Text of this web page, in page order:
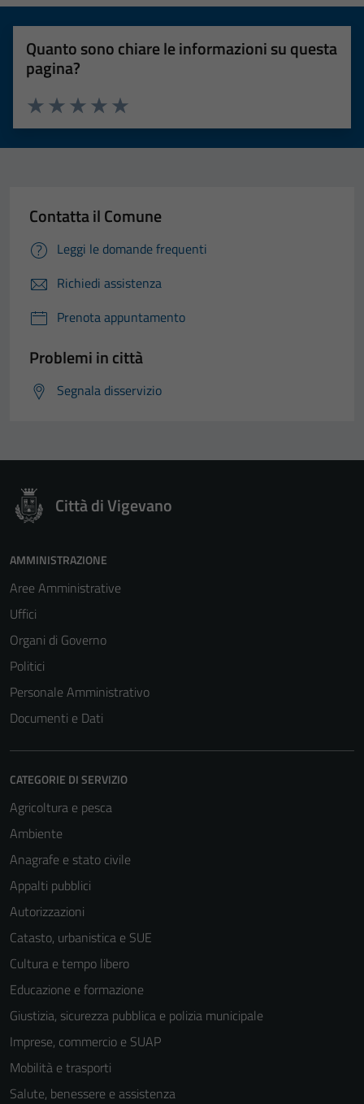
Quanto sono chiare le informazioni su questa
pagina?
Valuta 5 stelle su 5
Valuta 4 stelle su 5
Valuta 3 stelle su 5
Valuta 2 stelle su 5
Valuta 1 stelle su 5
Contatta il Comune
Leggi le domande frequenti
Richiedi assistenza
Prenota appuntamento
Problemi in città
Segnala disservizio
Città di Vigevano
AMMINISTRAZIONE
Aree Amministrative
Uffici
Organi di Governo
Politici
Personale Amministrativo
Documenti e Dati
CATEGORIE DI SERVIZIO
Agricoltura e pesca
Ambiente
Anagrafe e stato civile
Appalti pubblici
Autorizzazioni
Catasto, urbanistica e SUE
Cultura e tempo libero
Educazione e formazione
Giustizia, sicurezza pubblica e polizia municipale
Imprese, commercio e SUAP
Mobilità e trasporti
Salute, benessere e assistenza
non raccolgono